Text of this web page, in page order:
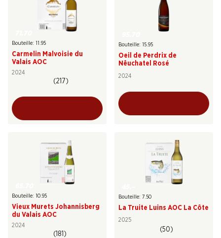
Bouteille: 11.95
Carmelin Malvoisie du
Valais AOC
2024
(217)
Bouteille: 15.95
Oeil de Perdrix de
Nêuchatel Rosé
2024
Bouteille: 10.95
Vieux Murets Johannisberg
du Valais AOC
2024
(181)
Bouteille: 7.50
La Truite Luins AOC La Côte
2025
(50)